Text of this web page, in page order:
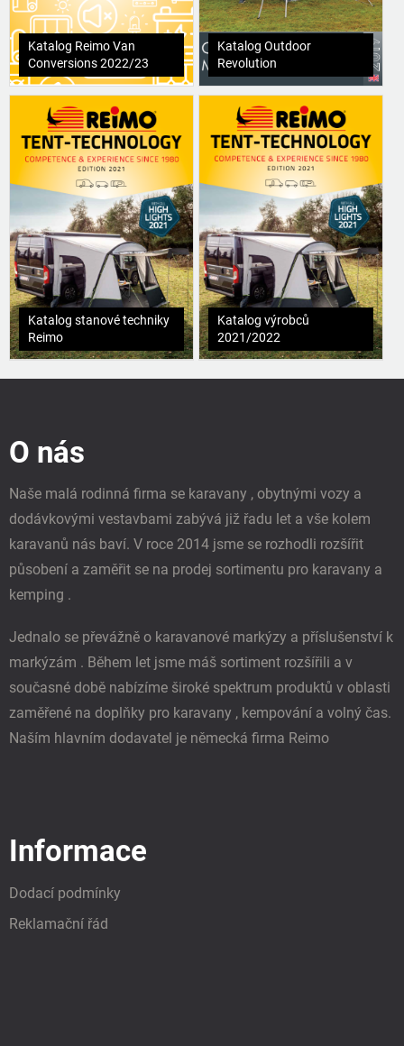
Katalog Reimo Van
Conversions 2022/23
Katalog Outdoor
Revolution
Katalog stanové techniky
Reimo
Katalog výrobců
2021/2022
O nás
Naše malá rodinná firma se karavany , obytnými vozy a
dodávkovými vestavbami zabývá již řadu let a vše kolem
karavanů nás baví. V roce 2014 jsme se rozhodli rozšířit
působení a zaměřit se na prodej sortimentu pro karavany a
kemping .
Jednalo se převážně o karavanové markýzy a příslušenství k
markýzám . Během let jsme máš sortiment rozšířili a v
současné době nabízíme široké spektrum produktů v oblasti
zaměřené na doplňky pro karavany , kempování a volný čas.
Naším hlavním dodavatel je německá firma Reimo
Informace
Dodací podmínky
Reklamační řád